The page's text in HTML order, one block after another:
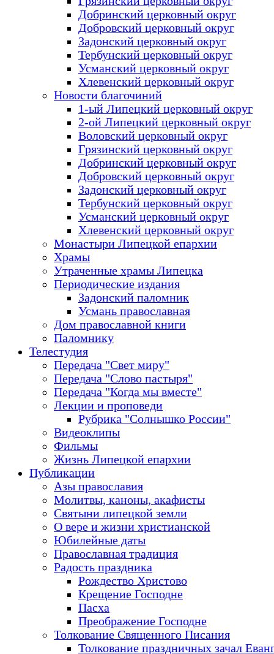
Добринский церковный округ
Добровский церковный округ
Задонский церковный округ
Тербунский церковный округ
Усманский церковный округ
Хлевенский церковный округ
Новости благочиний
1-ый Липецкий церковный округ
2-ой Липецкий церковный округ
Воловский церковный округ
Грязинский церковный округ
Добринский церковный округ
Добровский церковный округ
Задонский церковный округ
Тербунский церковный округ
Усманский церковный округ
Хлевенский церковный округ
Монастыри Липецкой епархии
Храмы
Утраченные храмы Липецка
Периодические издания
Задонский паломник
Усмань православная
Дом православной книги
Паломнику
Телестудия
Передача "Свет миру"
Передача "Слово пастыря"
Передача "Когда мы вместе"
Лекции и проповеди
Рубрика "Солнышко России"
Видеоклипы
Фильмы
Жизнь Липецкой епархии
Публикации
Азы православия
Молитвы, каноны, акафисты
Святыни липецкой земли
О вере и жизни христианской
Юбилейные даты
Православная традиция
Радость праздника
Рождество Христово
Крещение Господне
Пасха
Преображение Господне
Толкование Священного Писания
Толкование праздничных зачал